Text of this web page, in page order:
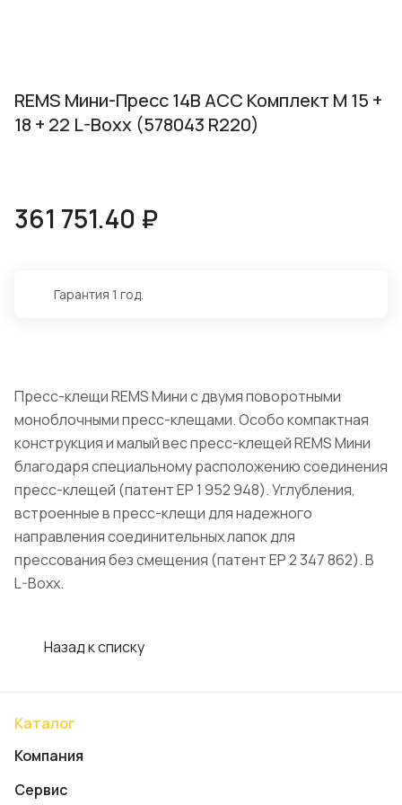
REMS Мини-Пресс 14В АСС Комплект M 15 +
18 + 22 L-Boxx (578043 R220)
361 751.40 ₽
Гарантия 1 год.
Пресс-клещи REMS Мини с двумя поворотными
моноблочными пресс-клещами. Особо компактная
конструкция и малый вес пресс-клещей REMS Мини
благодаря специальному расположению соединения
пресс-клещей (патент EP 1 952 948). Углубления,
встроенные в пресс-клещи для надежного
направления соединительных лапок для
прессования без смещения (патент EP 2 347 862). В
L-Boxx.
Назад к списку
Каталог
Компания
Сервис